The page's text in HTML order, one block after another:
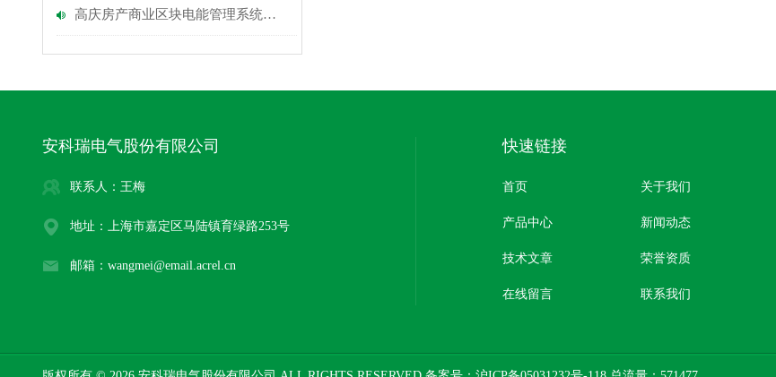
高庆房产商业区块电能管理系统的设计与应用安科瑞涂志燕
安科瑞电气股份有限公司
联系人：王梅
地址：上海市嘉定区马陆镇育绿路253号
邮箱：wangmei@email.acrel.cn
快速链接
首页 关于我们
产品中心 新闻动态
技术文章 荣誉资质
在线留言 联系我们